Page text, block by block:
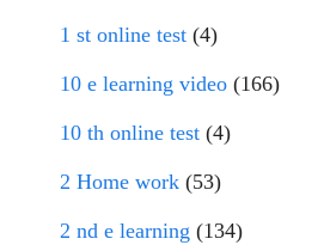
1 st online test (4)
10 e learning video (166)
10 th online test (4)
2 Home work (53)
2 nd e learning (134)